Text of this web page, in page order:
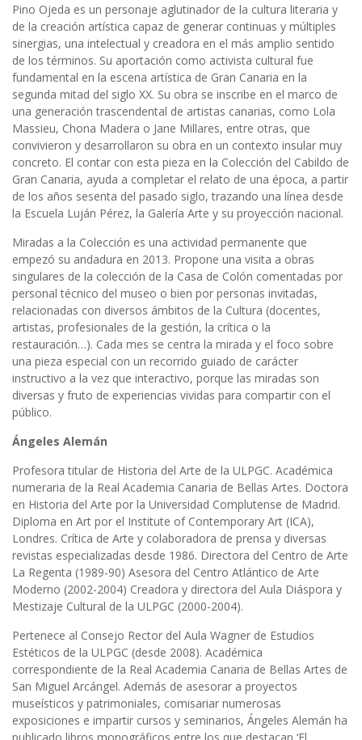
Pino Ojeda es un personaje aglutinador de la cultura literaria y
de la creación artística capaz de generar continuas y múltiples
sinergias, una intelectual y creadora en el más amplio sentido
de los términos. Su aportación como activista cultural fue
fundamental en la escena artística de Gran Canaria en la
segunda mitad del siglo XX. Su obra se inscribe en el marco de
una generación trascendental de artistas canarias, como Lola
Massieu, Chona Madera o Jane Millares, entre otras, que
convivieron y desarrollaron su obra en un contexto insular muy
concreto. El contar con esta pieza en la Colección del Cabildo de
Gran Canaria, ayuda a completar el relato de una época, a partir
de los años sesenta del pasado siglo, trazando una línea desde
la Escuela Luján Pérez, la Galería Arte y su proyección nacional.
Miradas a la Colección es una actividad permanente que
empezó su andadura en 2013. Propone una visita a obras
singulares de la colección de la Casa de Colón comentadas por
personal técnico del museo o bien por personas invitadas,
relacionadas con diversos ámbitos de la Cultura (docentes,
artistas, profesionales de la gestión, la crítica o la
restauración…). Cada mes se centra la mirada y el foco sobre
una pieza especial con un recorrido guiado de carácter
instructivo a la vez que interactivo, porque las miradas son
diversas y fruto de experiencias vividas para compartir con el
público.
Ángeles Alemán
Profesora titular de Historia del Arte de la ULPGC. Académica
numeraria de la Real Academia Canaria de Bellas Artes. Doctora
en Historia del Arte por la Universidad Complutense de Madrid.
Diploma en Art por el Institute of Contemporary Art (ICA),
Londres. Crítica de Arte y colaboradora de prensa y diversas
revistas especializadas desde 1986. Directora del Centro de Arte
La Regenta (1989-90) Asesora del Centro Atlántico de Arte
Moderno (2002-2004) Creadora y directora del Aula Diáspora y
Mestizaje Cultural de la ULPGC (2000-2004).
Pertenece al Consejo Rector del Aula Wagner de Estudios
Estéticos de la ULPGC (desde 2008). Académica
correspondiente de la Real Academia Canaria de Bellas Artes de
San Miguel Arcángel. Además de asesorar a proyectos
museísticos y patrimoniales, comisariar numerosas
exposiciones e impartir cursos y seminarios, Ángeles Alemán ha